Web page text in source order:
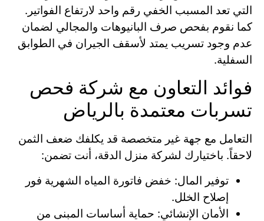
التي تعد المسبب الخفي رقم واحد لارتفاع الفواتير.
كما نقوم بفحص صرف البانيوهات والمجالي لضمان
عدم وجود تسريب يمتد لأسقف الجيران في الطوابق
السفلية.
فوائد التعاون مع شركة فحص
تسربات معتمدة بالرياض
التعامل مع جهة غير متخصصة قد يكلفك ضعف الثمن
لاحقاً. باختيارك لشركة منزل الدقة، أنت تضمن:
توفير المال: خفض فاتورة المياه الشهرية فور
إصلاح الخلل.
الأمان الإنشائي: حماية أساسات المبنى من